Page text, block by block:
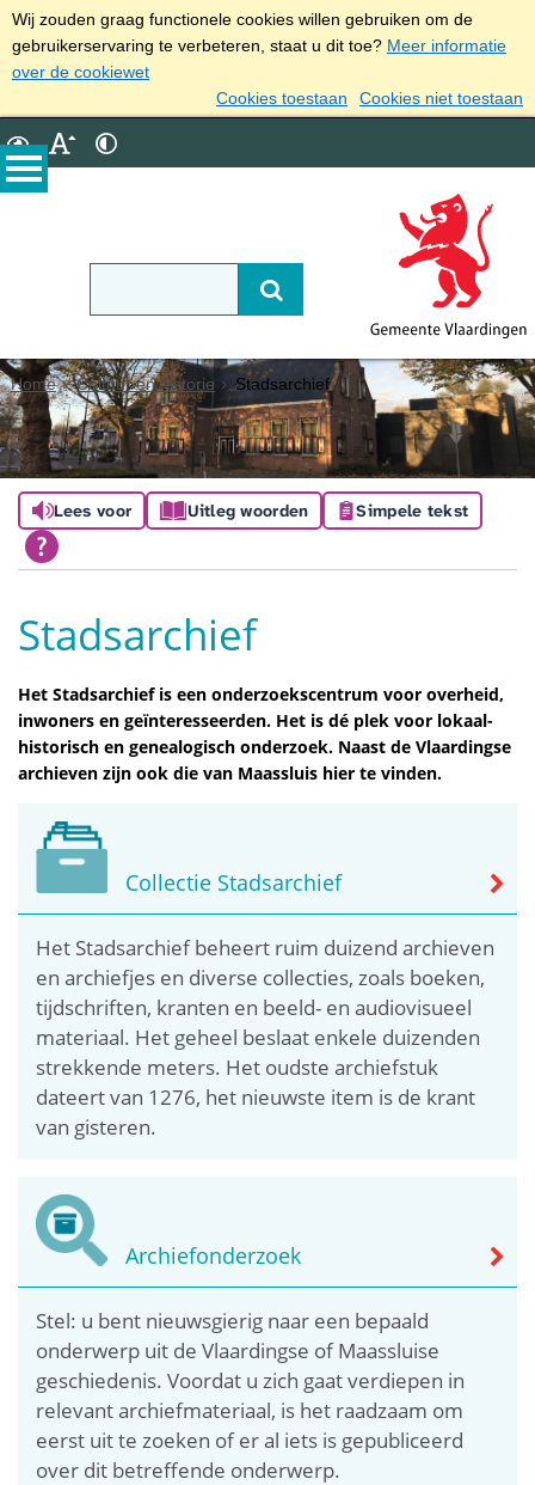
Wij zouden graag functionele cookies willen gebruiken om de
gebruikerservaring te verbeteren, staat u dit toe? Meer informatie
over de cookiewet
Cookies toestaan
Cookies niet toestaan
Home Cultuur en historie Stadsarchief
Lees voor Uitleg woorden Simpele tekst
Stadsarchief
Het Stadsarchief is een onderzoekscentrum voor overheid,
inwoners en geïnteresseerden. Het is dé plek voor lokaal-
historisch en genealogisch onderzoek. Naast de Vlaardingse
archieven zijn ook die van Maassluis hier te vinden.
Collectie Stadsarchief
Het Stadsarchief beheert ruim duizend archieven
en archiefjes en diverse collecties, zoals boeken,
tijdschriften, kranten en beeld- en audiovisueel
materiaal. Het geheel beslaat enkele duizenden
strekkende meters. Het oudste archiefstuk
dateert van 1276, het nieuwste item is de krant
van gisteren.
Archiefonderzoek
Stel: u bent nieuwsgierig naar een bepaald
onderwerp uit de Vlaardingse of Maassluise
geschiedenis. Voordat u zich gaat verdiepen in
relevant archiefmateriaal, is het raadzaam om
eerst uit te zoeken of er al iets is gepubliceerd
over dit betreffende onderwerp.